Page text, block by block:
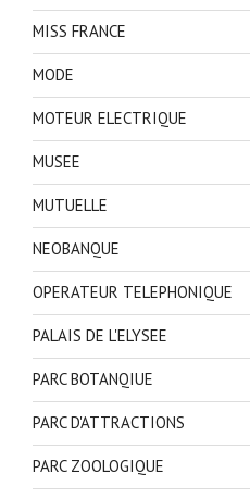
MISS FRANCE
MODE
MOTEUR ELECTRIQUE
MUSEE
MUTUELLE
NEOBANQUE
OPERATEUR TELEPHONIQUE
PALAIS DE L'ELYSEE
PARC BOTANQIUE
PARC D'ATTRACTIONS
PARC ZOOLOGIQUE